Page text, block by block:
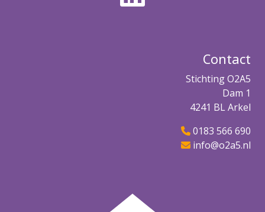
Contact
Stichting O2A5
Dam 1
4241 BL Arkel
0183 566 690
info@o2a5.nl